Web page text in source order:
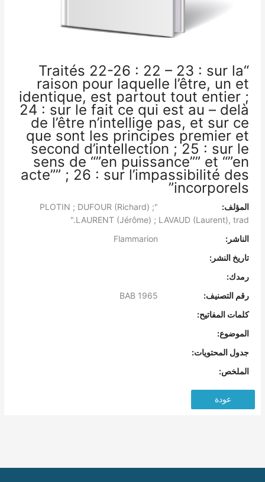
“Traités 22-26 : 22 – 23 : sur la
raison pour laquelle l’être, un et
identique, est partout tout entier ;
24 : sur le fait ce qui est au – delà
de l’être n’intellige pas, et sur ce
que sont les principes premier et
second d’intellection ; 25 : sur le
sens de “”en puissance”” et “”en
acte”” ; 26 : sur l’impassibilité des
incorporels”
المؤلف:
"PLOTIN ; DUFOUR (Richard) ;
LAURENT (Jérôme) ; LAVAUD (Laurent), trad."
الناشر:
تاريخ النشر:
رمدك:
رقم التصنيف:
كلمات المفاتيح:
الموضوع:
جدول المحتويات:
الملخص:
عودة